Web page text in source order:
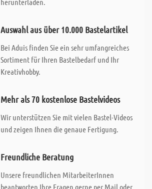
Auswahl aus über 10.000 Bastelartikel
Bei Aduis finden Sie ein sehr umfangreiches
Sortiment für Ihren Bastelbedarf und Ihr
Kreativhobby.
Mehr als 70 kostenlose Bastelvideos
Wir unterstützen Sie mit vielen Bastel-Videos
und zeigen Ihnen die genaue Fertigung.
Freundliche Beratung
Unsere freundlichen MitarbeiterInnen
beantworten Ihre Fragen gerne per Mail oder